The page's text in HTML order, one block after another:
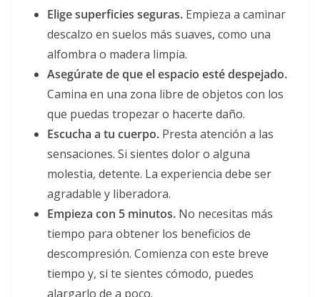
Elige superficies seguras. Empieza a caminar
descalzo en suelos más suaves, como una
alfombra o madera limpia.
Asegúrate de que el espacio esté despejado.
Camina en una zona libre de objetos con los
que puedas tropezar o hacerte daño.
Escucha a tu cuerpo. Presta atención a las
sensaciones. Si sientes dolor o alguna
molestia, detente. La experiencia debe ser
agradable y liberadora.
Empieza con 5 minutos. No necesitas más
tiempo para obtener los beneficios de
descompresión. Comienza con este breve
tiempo y, si te sientes cómodo, puedes
alargarlo de a poco.